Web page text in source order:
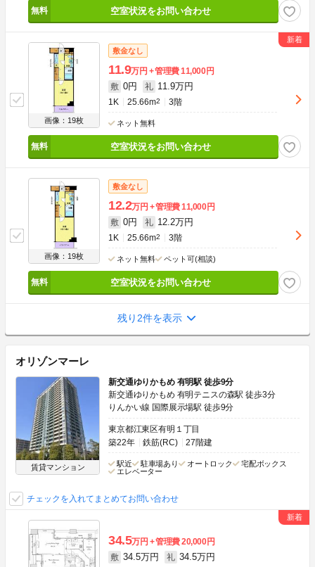
空室状況をお問い合わせ
画像：19枚
敷金なし
11.9万円 管理費11,000円
敷 0円 礼 11.9万円
1K 25.66m2 3階
ネット無料
空室状況をお問い合わせ
画像：19枚
敷金なし
12.2万円 管理費11,000円
敷 0円 礼 12.2万円
1K 25.66m2 3階
ネット無料 ペット可(相談)
空室状況をお問い合わせ
残り2件を表示
オリゾンマーレ
賃貸マンション
新交通ゆりかもめ 有明駅 徒歩9分
新交通ゆりかもめ 有明テニスの森駅 徒歩3分
りんかい線 国際展示場駅 徒歩9分
東京都江東区有明１丁目
築22年
鉄筋(RC) 27階建
駅近 駐車場あり オートロック
宅配ボックス
エレベーター
チェックを入れてまとめてお問い合わせ
34.5万円 管理費20,000円
敷 34.5万円 礼 34.5万円